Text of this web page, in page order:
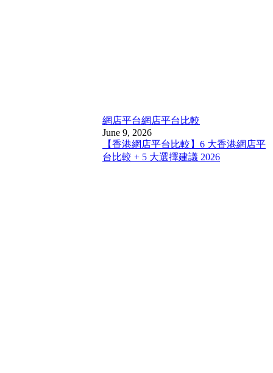
網店平台網店平台比較
June 9, 2026
【香港網店平台比較】6 大香港網店平
台比較 + 5 大選擇建議 2026